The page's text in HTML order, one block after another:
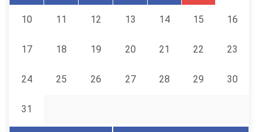
10 11 12 13 14 15 16
17 18 19 20 21 22 23
24 25 26 27 28 29 30
31